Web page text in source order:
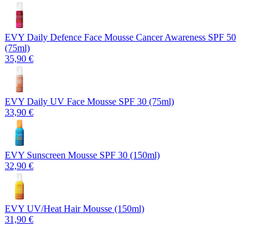
EVY Daily Defence Face Mousse Cancer Awareness SPF 50
(75ml)
35,90 €
EVY Daily UV Face Mousse SPF 30 (75ml)
33,90 €
EVY Sunscreen Mousse SPF 30 (150ml)
32,90 €
EVY UV/Heat Hair Mousse (150ml)
31,90 €